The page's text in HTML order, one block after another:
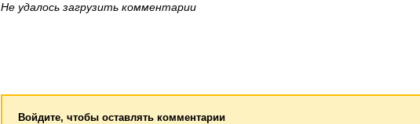
Не удалось загрузить комментарии
Войдите, чтобы оставлять комментарии